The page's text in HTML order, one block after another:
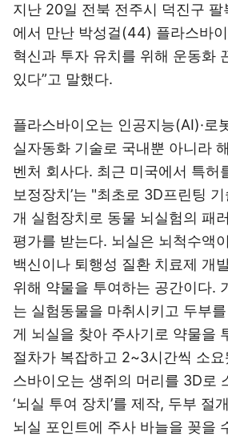
지난 20일 전북 전주시 덕진구 팔
에서 만난 박성걸(44) 플라스바
혁신과 투자 유치를 위해 운동화
있다”고 말했다.
플라스바이오는 인공지능(AI)·로
실자동화 기술로 국내뿐 아니라
벤처 회사다. 최근 미국에서 특허
보정장치’는 "최초로 3D프린팅
개 실험장치로 동물 뇌실험의 패
평가를 받는다. 뇌실은 뇌척수액
백신이나 퇴행성 질환 치료제 개
위해 약물을 투여하는 공간이다.
는 실험동물을 마취시키고 두부
게 뇌실을 찾아 주사기로 약물을
절차가 복잡하고 2~3시간씩 소
스바이오는 생쥐의 머리를 3D로
‘뇌실 투여 장치’를 제작, 두부 절
뇌실 포인트에 주사 바늘을 꽂을